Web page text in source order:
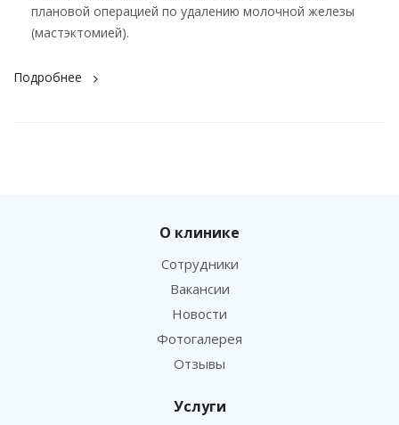
плановой операцией по удалению молочной железы
(мастэктомией).
Подробнее
О клинике
Сотрудники
Вакансии
Новости
Фотогалерея
Отзывы
Услуги